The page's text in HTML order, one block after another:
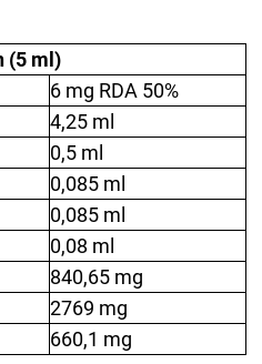
(5 ml)
6 mg RDA 50%
4,25 ml
0,5 ml
0,085 ml
0,085 ml
0,08 ml
840,65 mg
2769 mg
660,1 mg